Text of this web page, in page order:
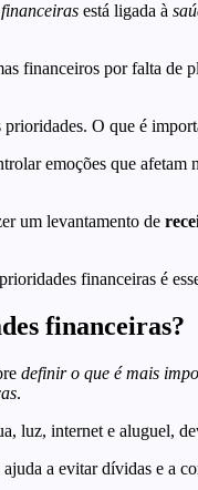
está ligada à
financeiros por falta de
prioridades. O que é
emoções que afetam
um levantamento de
financeiras é
financeiras?
definir o que é mais
.
luz, internet e aluguel,
a evitar dívidas e a